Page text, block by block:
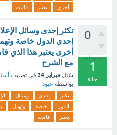
أخرى
يعتبر قامت
0
تصويتات
1
إجابة
تكثر إحدى وسائل
إحدى الدول خاصة
أخرى يعتبر هذا الذي
مع الشرح
سُئل فبراير 24 في تصنيف
بواسطة عبود
تكثر إحدى وسائل
الدول
خاصة وتهمل
يعتبر
قامت